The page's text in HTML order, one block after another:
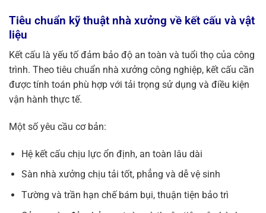
Tiêu chuẩn kỹ thuật nhà xưởng về kết cấu và vật
liệu
Kết cấu là yếu tố đảm bảo độ an toàn và tuổi thọ của công
trình. Theo tiêu chuẩn nhà xưởng công nghiệp, kết cấu cần
được tính toán phù hợp với tải trọng sử dụng và điều kiện
vận hành thực tế.
Một số yêu cầu cơ bản:
Hệ kết cấu chịu lực ổn định, an toàn lâu dài
Sàn nhà xưởng chịu tải tốt, phẳng và dễ vệ sinh
Tường và trần hạn chế bám bụi, thuận tiện bảo trì